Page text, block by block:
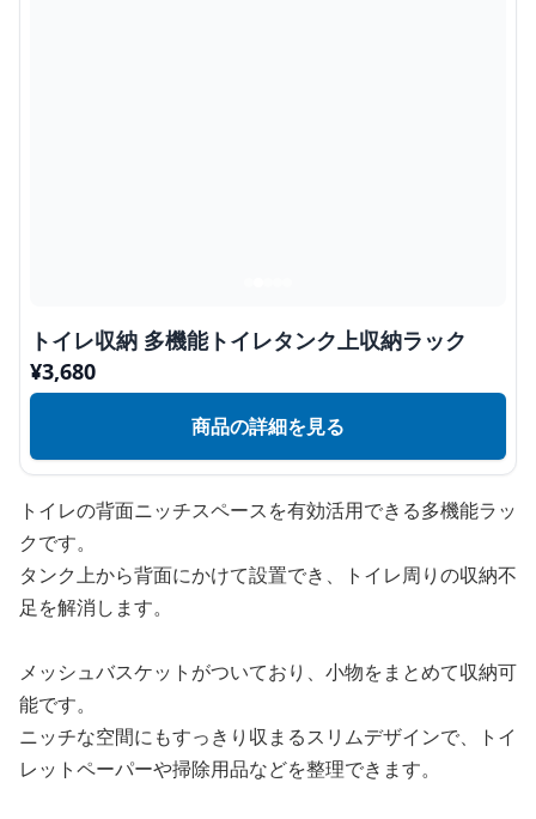
トイレ収納 多機能トイレタンク上収納ラック
¥3,680
商品の詳細を見る
トイレの背面ニッチスペースを有効活用できる多機能ラッ
クです。
タンク上から背面にかけて設置でき、トイレ周りの収納不
足を解消します。
メッシュバスケットがついており、小物をまとめて収納可
能です。
ニッチな空間にもすっきり収まるスリムデザインで、トイ
レットペーパーや掃除用品などを整理できます。